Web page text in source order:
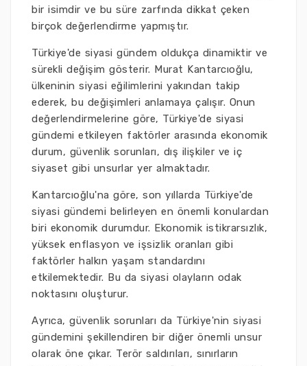
bir isimdir ve bu süre zarfında dikkat çeken
birçok değerlendirme yapmıştır.
Türkiye'de siyasi gündem oldukça dinamiktir ve
sürekli değişim gösterir. Murat Kantarcıoğlu,
ülkeninin siyasi eğilimlerini yakından takip
ederek, bu değişimleri anlamaya çalışır. Onun
değerlendirmelerine göre, Türkiye'de siyasi
gündemi etkileyen faktörler arasında ekonomik
durum, güvenlik sorunları, dış ilişkiler ve iç
siyaset gibi unsurlar yer almaktadır.
Kantarcıoğlu'na göre, son yıllarda Türkiye'de
siyasi gündemi belirleyen en önemli konulardan
biri ekonomik durumdur. Ekonomik istikrarsızlık,
yüksek enflasyon ve işsizlik oranları gibi
faktörler halkın yaşam standardını
etkilemektedir. Bu da siyasi olayların odak
noktasını oluşturur.
Ayrıca, güvenlik sorunları da Türkiye'nin siyasi
gündemini şekillendiren bir diğer önemli unsur
olarak öne çıkar. Terör saldırıları, sınırların